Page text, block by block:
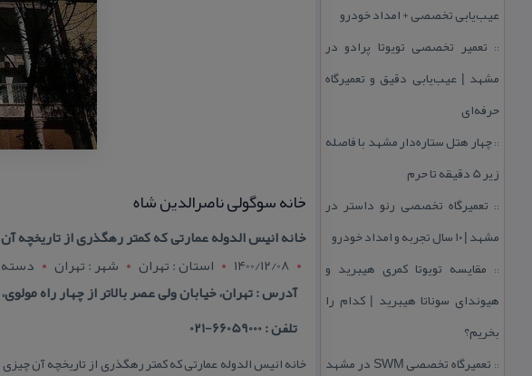
عیب‌یابی تخصصی + امداد خودرو
:: تعمیر تخصصی تویوتا پرادو در
مشهد | عیب‌یابی دقیق و تعمیرگاه
حرفه‌ای
::چهار هتل‌ ستاره‌دار مشهد با فاصله
زیر 5 دقیقه تا حرم
:: تعمیرگاه تخصصی رنو داستر در
مشهد | ۱۰ سال تجربه و امداد خودرو
:: مقایسه تویوتا كمری هیبرید و
هیوندای سوناتا هیبرید | كدام را
بخریم؟
::
تعمیرگاه تخصصی SWM در مشهد
خانه سوگولی ناصرالدین شاه
خانه انیس الدوله عمارتی كه كمتر رهگذری از
1400/12/08
استان : تهران شهر : تهران
دسته
آدرس : تهران، خیابان ولی عصر بالاتر از چهار راه
تلفن : 66059000-021
خانه انیس الدوله عمارتی كه كمتر رهگذری از تاریخچه آن